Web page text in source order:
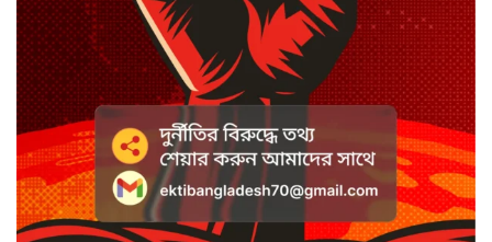
সৌদি আরবে হুতি হামলায় শিশুসহ
আহত ১১